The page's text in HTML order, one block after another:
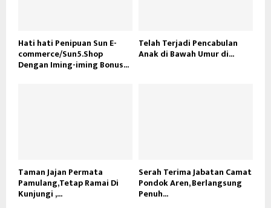
Hati hati Penipuan Sun E-
commerce/Sun5.Shop
Dengan Iming-iming Bonus...
Telah Terjadi Pencabulan
Anak di Bawah Umur di...
Taman Jajan Permata
Pamulang,Tetap Ramai Di
Kunjungi ,...
Serah Terima Jabatan Camat
Pondok Aren, Berlangsung
Penuh...